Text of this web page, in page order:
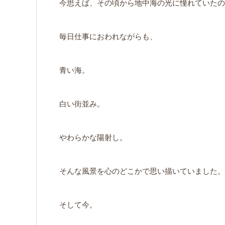
今思えば、その頃から地中海の光に憧れていたの
毎日仕事におわれながらも、
青い海。
白い街並み。
やわらかな陽射し。
そんな風景を心のどこかで思い描いていました。
そして今。